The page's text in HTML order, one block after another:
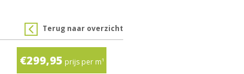
Terug naar overzicht
€299,95 prijs per m¹